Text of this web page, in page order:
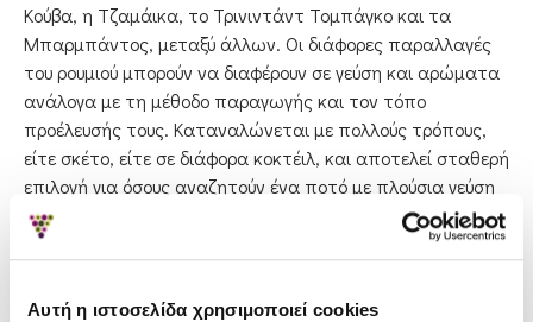
Αυτή η ιστοσελίδα χρησιμοποιεί cookies
Κούβα, η Τζαμάικα, το Τρινιντάντ Τομπάγκο και τα
Μπαρμπάντος, μεταξύ άλλων. Οι διάφορες παραλλαγές
του ρουμιού μπορούν να διαφέρουν σε γεύση και αρώματα
ανάλογα με τη μέθοδο παραγωγής και τον τόπο
προέλευσής τους. Καταναλώνεται με πολλούς τρόπους,
είτε σκέτο, είτε σε διάφορα κοκτέιλ, και αποτελεί σταθερή
επιλογή για όσους αναζητούν ένα ποτό με πλούσια γεύση
και αρώματα